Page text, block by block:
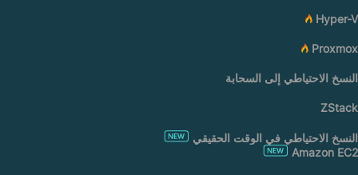
Hyper-V
Proxmox
النسخ الاحتياطي إلى السحابة
ZStack
النسخ الاحتياطي في الوقت الحقيقي
Amazon EC2